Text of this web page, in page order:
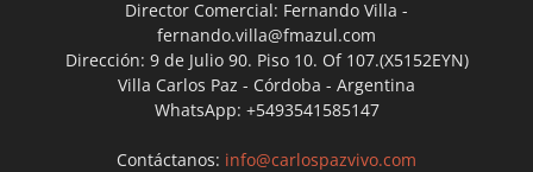
Director Comercial: Fernando Villa -
fernando.villa@fmazul.com
Dirección: 9 de Julio 90. Piso 10. Of 107.(X5152EYN)
Villa Carlos Paz - Córdoba - Argentina
WhatsApp: +5493541585147
Contáctanos: info@carlospazvivo.com